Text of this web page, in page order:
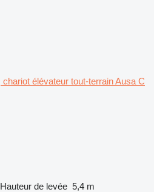
chariot élévateur tout-terrain Ausa C
Hauteur de levée 5,4 m